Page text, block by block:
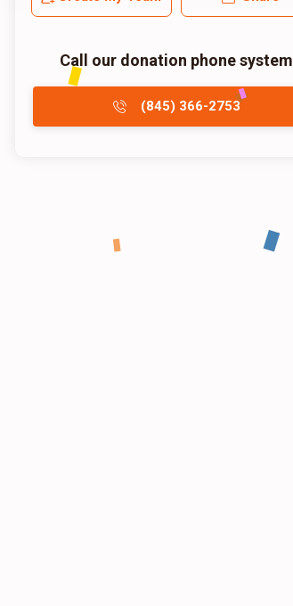
Call our donation phone system
(845) 366-2753